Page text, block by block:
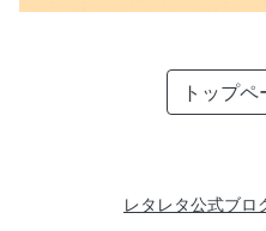
トップ
レタレタ公式ブロ